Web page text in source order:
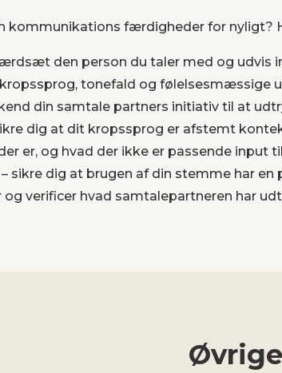
kommunikations færdigheder for nyligt?
den person du taler med og udvis
kropssprog, tonefald og følelsesmæssige
din samtale partners initiativ til at
dig at dit kropssprog er afstemt
er, og hvad der ikke er passende input
– sikre dig at brugen af din stemme har
og verificer hvad samtalepartneren har